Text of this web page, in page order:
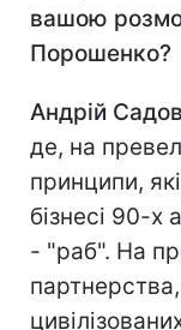
вашою
Порошенко?
Андрій
де, на
принципи,
бізнесі 90-х
- "раб". На
партнерства,